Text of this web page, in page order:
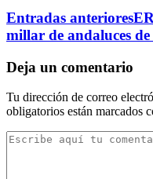
Entradas anteriores
millar de andaluces
Deja un comentario
Tu dirección de correo
obligatorios están marcados